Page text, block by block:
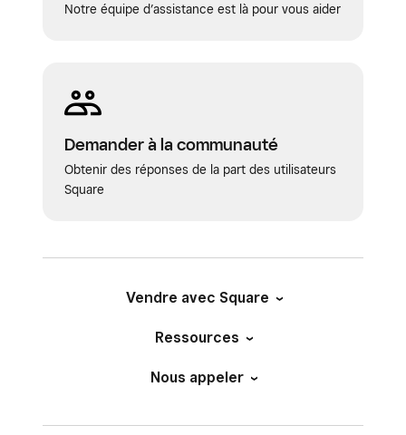
Notre équipe d’assistance est là pour vous aider
Demander à la communauté
Obtenir des réponses de la part des utilisateurs
Square
Vendre avec Square
Ressources
Nous appeler